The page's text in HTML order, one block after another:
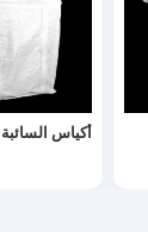
أكياس